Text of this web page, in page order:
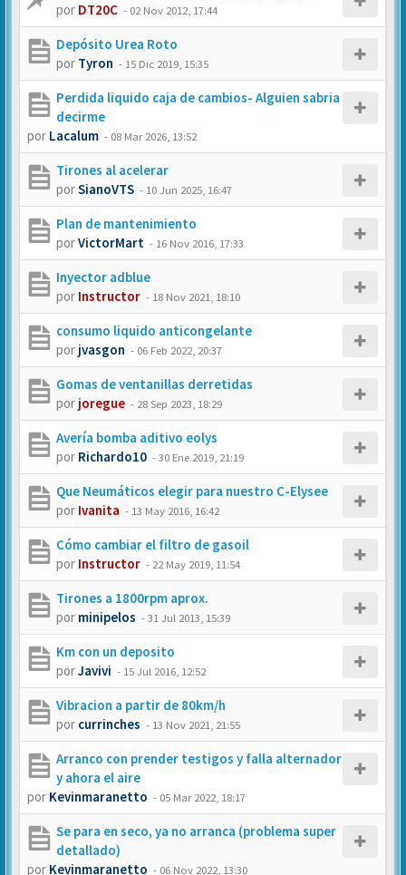
por DT20C - 02 Nov 2012, 17:44
Depósito Urea Roto
por Tyron - 15 Dic 2019, 15:35
Perdida liquido caja de cambios- Alguien sabria
decirme
por Lacalum - 08 Mar 2026, 13:52
Tirones al acelerar
porSianoVTS - 10 Jun 2025, 16:47
Plan de mantenimiento
porVictorMart - 16 Nov 2016, 17:33
Inyector adblue
por Instructor - 18 Nov 2021, 18:10
consumo liquido anticongelante
por jvasgon - 06 Feb 2022, 20:37
Gomas de ventanillas derretidas
por joregue - 28 Sep 2023, 18:29
Avería bomba aditivo eolys
por Richardo10 -30 Ene 2019, 21:19
Que Neumáticos elegir para nuestro C-Elysee
por Ivanita - 13 May 2016, 16:42
Cómo cambiar el filtro de gasoil
por Instructor - 22 May 2019, 11:54
Tirones a 1800rpm aprox.
por minipelos -31 Jul 2013, 15:39
Km con un deposito
porJavivi - 15 Jul 2016, 12:52
Vibracion a partir de 80km/h
por currinches - 13 Nov 2021, 21:55
Arranco con prender testigos y falla alternador
y ahora el aire
por Kevinmaranetto - 05 Mar 2022, 18:17
Se para en seco, ya no arranca (problema super
detallado)
por Kevinmaranetto - 06 Nov 2022, 13:30